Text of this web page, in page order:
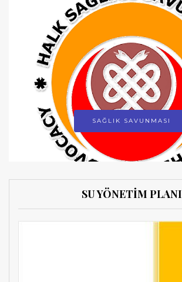
SAĞLIK SAVUNMASI
SU YÖNETİM PLANI